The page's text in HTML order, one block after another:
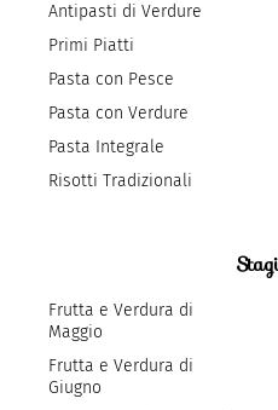
Antipasti di Verdure
Primi Piatti
Pasta con Pesce
Pasta con Verdure
Pasta Integrale
Risotti Tradizionali
Frutta e Verdura di
Maggio
Frutta e Verdura di
Giugno